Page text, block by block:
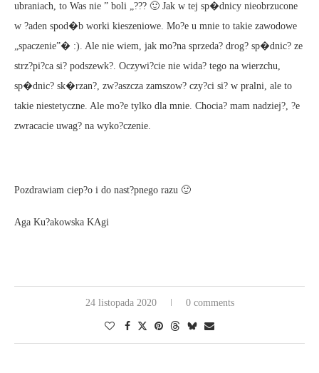
ubraniach, to Was nie ” boli „??? 🙂 Jak w tej sp�dnicy nieobrzucone
w ?aden spod�b worki kieszeniowe. Mo?e u mnie to takie zawodowe
„spaczenie”� :). Ale nie wiem, jak mo?na sprzeda? drog? sp�dnic? ze
strz?pi?ca si? podszewk?. Oczywi?cie nie wida? tego na wierzchu,
sp�dnic? sk�rzan?, zw?aszcza zamszow? czy?ci si? w pralni, ale to
takie niestetyczne. Ale mo?e tylko dla mnie. Chocia? mam nadziej?, ?e
zwracacie uwag? na wyko?czenie.
Pozdrawiam ciep?o i do nast?pnego razu 🙂
Aga Ku?akowska KAgi
24 listopada 2020 0 comments